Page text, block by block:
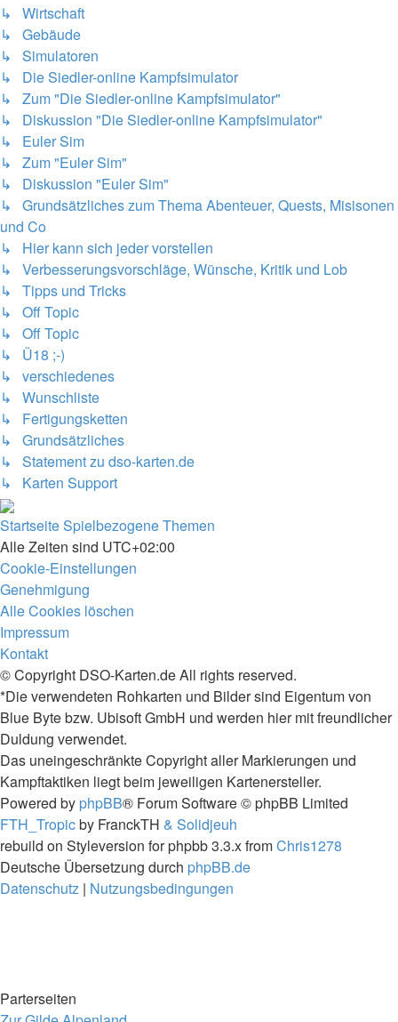
↳ Wirtschaft
↳ Gebäude
↳ Simulatoren
↳ Die Siedler-online Kampfsimulator
↳ Zum "Die Siedler-online Kampfsimulator"
↳ Diskussion "Die Siedler-online Kampfsimulator"
↳ Euler Sim
↳ Zum "Euler Sim"
↳ Diskussion "Euler Sim"
↳ Grundsätzliches zum Thema Abenteuer, Quests, Misisonen
und Co
↳ Hier kann sich jeder vorstellen
↳ Verbesserungsvorschläge, Wünsche, Kritik und Lob
↳ Tipps und Tricks
↳ Off Topic
↳ Off Topic
↳ Ü18 ;-)
↳ verschiedenes
↳ Wunschliste
↳ Fertigungsketten
↳ Grundsätzliches
↳ Statement zu dso-karten.de
↳ Karten Support
StartseiteSpielbezogene Themen
Alle Zeiten sind UTC+02:00
Cookie-Einstellungen
Genehmigung
Alle Cookies löschen
Impressum
Kontakt
© Copyright DSO-Karten.de All rights reserved.
*Die verwendeten Rohkarten und Bilder sind Eigentum von
Blue Byte bzw. Ubisoft GmbH und werden hier mit freundlicher
Duldung verwendet.
Das uneingeschränkte Copyright aller Markierungen und
Kampftaktiken liegt beim jeweiligen Kartenersteller.
Powered by phpBB® Forum Software © phpBB Limited
FTH_Tropicby FranckTH & Solidjeuh
rebuild on Styleversion for phpbb 3.3.x fromChris1278
Deutsche Übersetzung durch phpBB.de
Datenschutz | Nutzungsbedingungen
Parterseiten